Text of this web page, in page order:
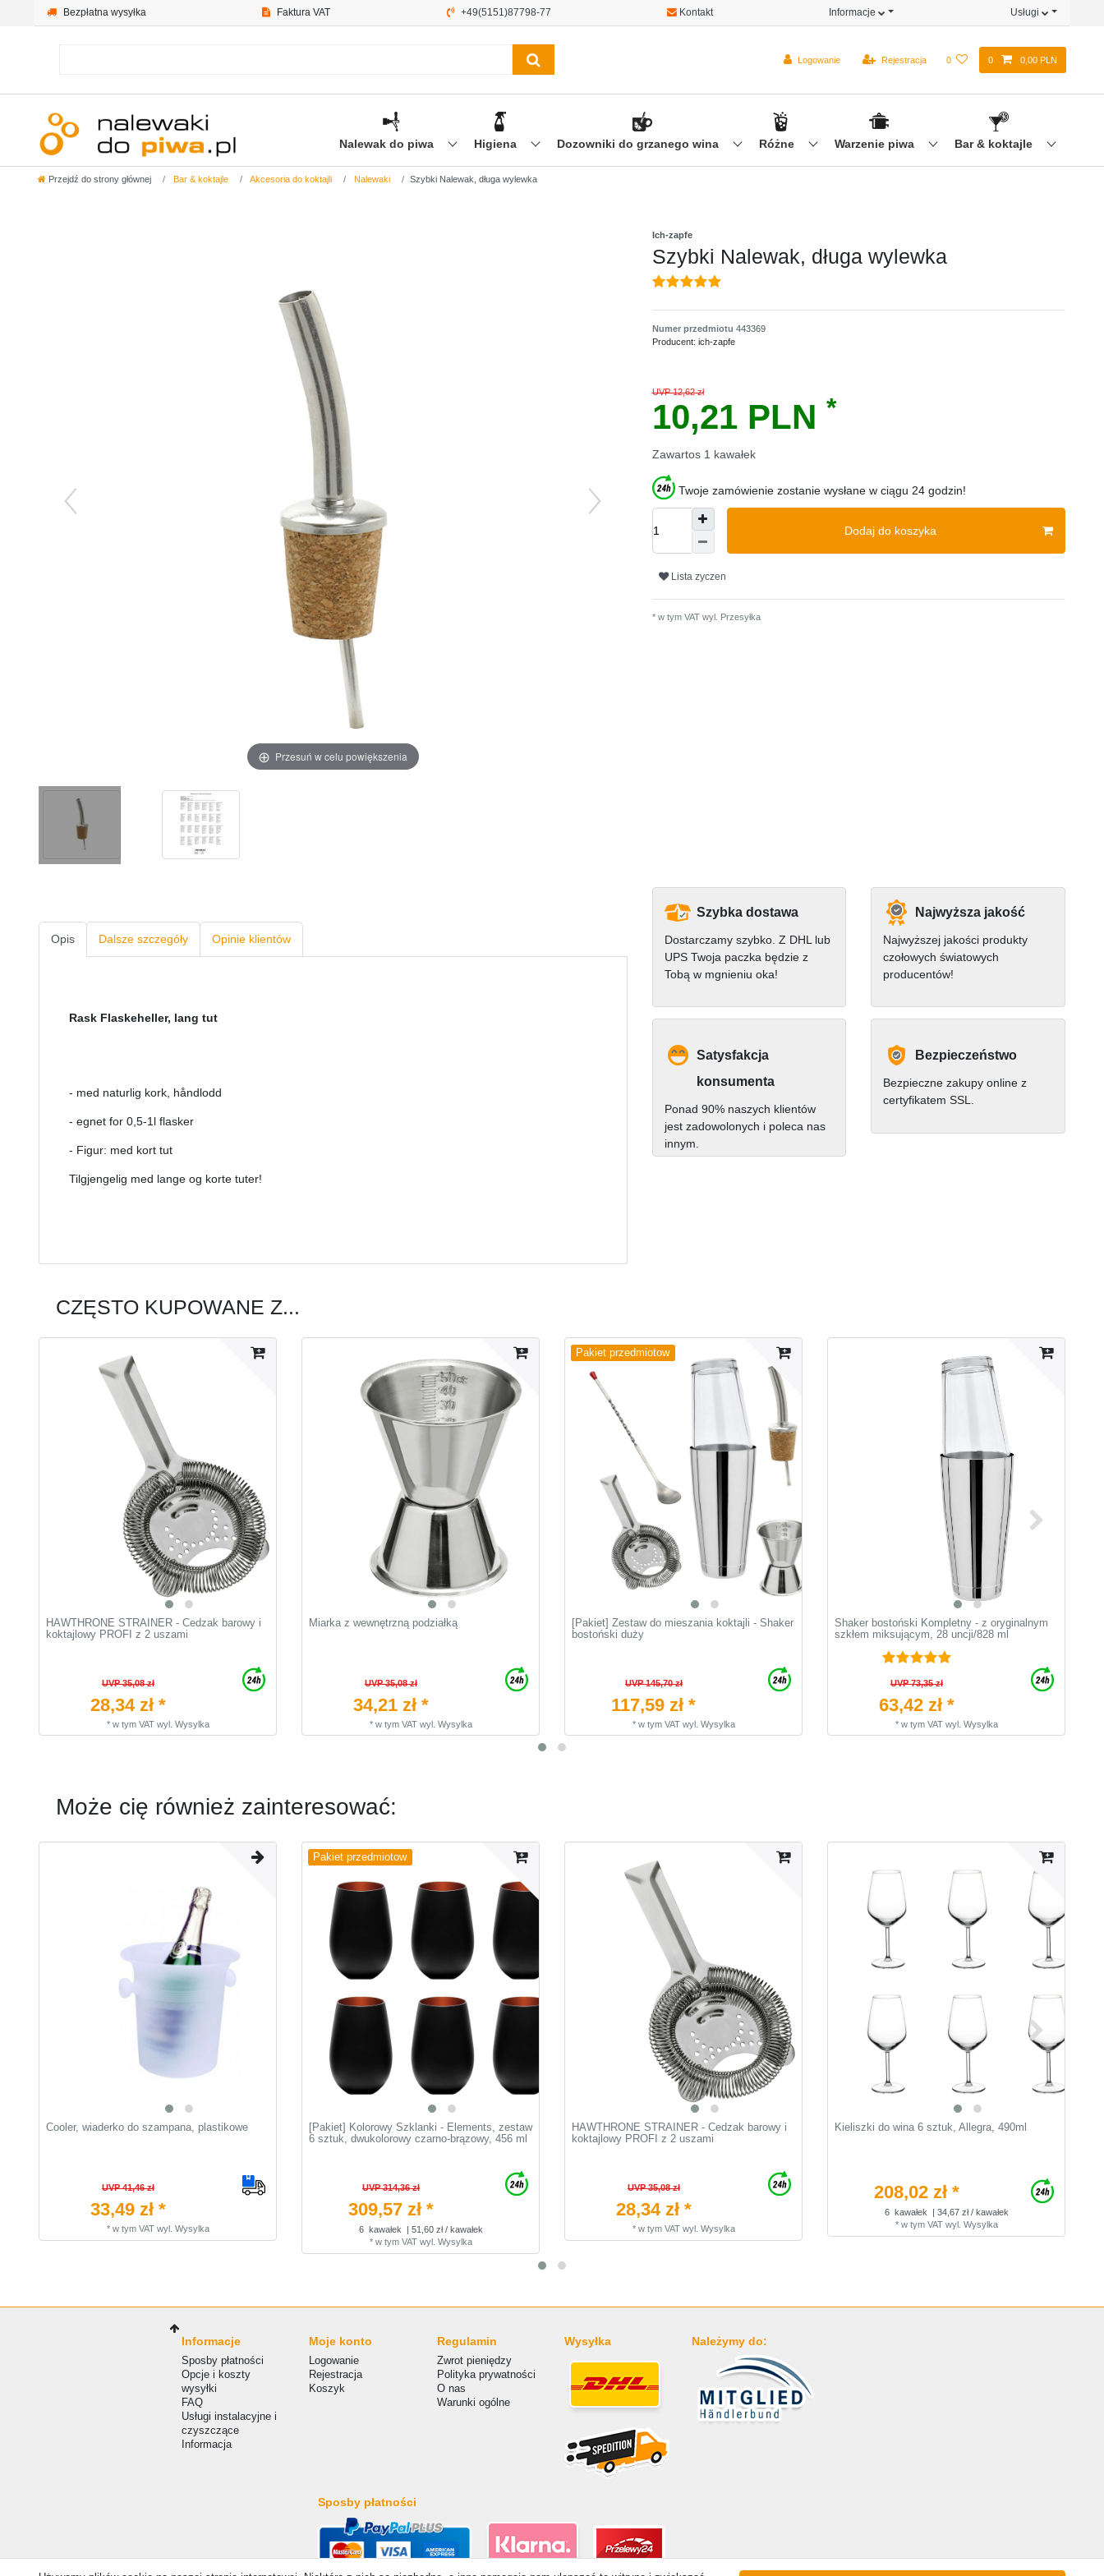
Bezpłatna wysyłka Faktura VAT +49(5151)87798-77 Kontakt Informacje Usługi
Logowanie Rejestracja 0 0 0,00 PLN
Nalewak do piwa Higiena Dozowniki do grzanego wina Różne Warzenie piwa Bar & koktajle
Przejdź do strony głównej Bar & koktajle Akcesoria do koktajli Nalewaki Szybki Nalewak, długa wylewka
Przesuń w celu powiększenia
Ich-zapfe
Szybki Nalewak, długa wylewka
Numer przedmiotu 443369
Producent: ich-zapfe
UVP 12,62 zł
10,21 PLN *
Zawartos 1 kawałek
Twoje zamówienie zostanie wysłane w ciągu 24 godzin!
Dodaj do koszyka
Lista zyczen
* w tym VAT wyl. Przesyłka
Opis Dalsze szczegóły Opinie klientów
Rask Flaskeheller, lang tut
- med naturlig kork, håndlodd
- egnet for 0,5-1l flasker
- Figur: med kort tut
Tilgjengelig med lange og korte tuter!
Szybka dostawa
Dostarczamy szybko. Z DHL lub
UPS Twoja paczka będzie z
Tobą w mgnieniu oka!
Najwyższa jakość
Najwyższej jakości produkty
czołowych światowych
producentów!
Satysfakcja
konsumenta
Ponad 90% naszych klientów
jest zadowolonych i poleca nas
innym.
Bezpieczeństwo
Bezpieczne zakupy online z
certyfikatem SSL.
CZĘSTO KUPOWANE Z...
HAWTHRONE STRAINER - Cedzak barowy i
koktajlowy PROFI z 2 uszami
UVP 35,08 zł
28,34 zł *
* w tym VATwyl. Wysylka
Miarka z wewnętrzną podziałką
UVP 35,08 zł
34,21 zł *
* w tym VATwyl. Wysylka
Pakiet przedmiotow
[Pakiet] Zestaw do mieszania koktajli - Shaker
bostoński duży
UVP 145,70 zł
117,59 zł *
* w tym VATwyl. Wysylka
Shaker bostoński Kompletny - z oryginalnym
szkłem miksującym, 28 uncji/828 ml
UVP 73,35 zł
63,42 zł *
* w tym VATwyl. Wysylka
Może cię również zainteresować:
Cooler, wiaderko do szampana, plastikowe
UVP 41,46 zł
33,49 zł *
* w tym VATwyl. Wysylka
Pakiet przedmiotow
[Pakiet] Kolorowy Szklanki - Elements, zestaw
6 sztuk, dwukolorowy czarno-brązowy, 456 ml
UVP 314,36 zł
309,57 zł *
6 kawałek
| 51,60 zł / kawałek
* w tym VATwyl. Wysylka
HAWTHRONE STRAINER - Cedzak barowy i
koktajlowy PROFI z 2 uszami
UVP 35,08 zł
28,34 zł *
* w tym VATwyl. Wysylka
Kieliszki do wina 6 sztuk, Allegra, 490ml
208,02 zł *
6 kawałek
| 34,67 zł / kawałek
* w tym VATwyl. Wysylka
Informacje
Sposby płatności
Opcje i koszty
wysyłki
FAQ
Usługi instalacyjne i
czyszczące
Informacja
Moje konto
Logowanie
Rejestracja
Koszyk
Regulamin
Zwrot pieniędzy
Polityka prywatności
O nas
Warunki ogólne
Wysyłka Należymy do:
Sposby płatności